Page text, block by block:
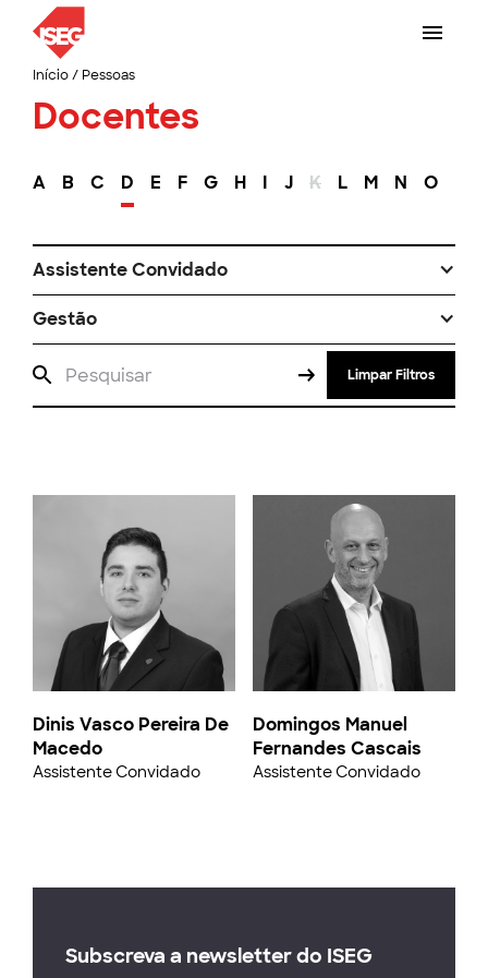
Início/ Pessoas
Docentes
A B C D E F G H I J K L M N O
Assistente Convidado
Gestão
Limpar Filtros
Dinis Vasco Pereira De
Macedo
Assistente Convidado
Domingos Manuel
Fernandes Cascais
Assistente Convidado
Subscreva a newsletter do ISEG